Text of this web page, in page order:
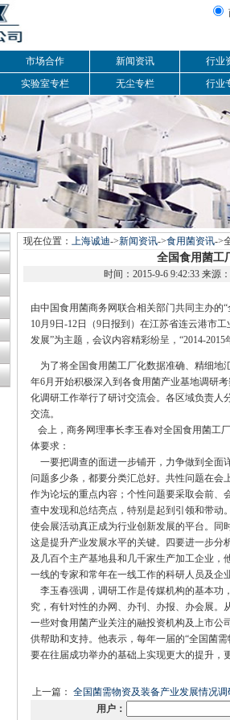
市场合作
新闻资讯 行业
实验室专栏
无尘专栏 行业
现在位置： 上海诚迪->新闻资讯->食用菌资讯->
全国食用菌工
时间：2015-9-6 9:42:33 来源
由中国食用菌商务网联合相关部门共同主办的
10月9日-12日（9日报到）在江苏省连云港市
发展”为主题，会议内容精彩纷呈，“2014-
为了将全国食用菌工厂化数据准确、精细地
年6月开始积极深入到各食用菌产业基地调研
化调研工作举行了研讨交流会。各区域负责人
交流。
会上，商务网理事长李玉春对全国食用菌工
体要求：
一要把调查的面进一步铺开，力争做到全面
问题多少条，都要分类汇总好。共性问题在会
作为论坛的重点内容；个性问题要采取会前、
查中发现和总结亮点，特别是起到引领和带动
使会展活动真正成为行业创新发展的平台。同
这是提升产业发展水平的关键。四要进一步分
及几百个主产基地县和几千家生产加工企业，
一线的专家和常年在一线工作的科研人员及企
李玉春强调，调研工作是传媒机构的基本功
究，有针对性的办网、办刊、办报、办会展
一些对食用菌产业关注的融投资机构及上市公
供帮助和支持。他表示，每年一届的“全国菌
要在往届成功举办的基础上实现更大的提升，
上一篇： 全国菌需物资及装备产业发展情况
用户：